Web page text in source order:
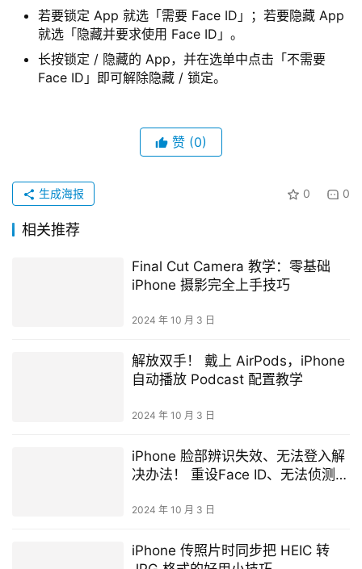
若要锁定 App 就选「需要 Face ID」；若要隐藏 App
就选「隐藏并要求使用 Face ID」。
长按锁定 / 隐藏的 App，并在选单中点击「不需要
Face ID」即可解除隐藏 / 锁定。
赞 (0)
0 0
生成海报
相关推荐
Final Cut Camera 教学：零基础
iPhone 摄影完全上手技巧
2024 年 10 月 3 日
解放双手！ 戴上 AirPods，iPhone
自动播放 Podcast 配置教学
2024 年 10 月 3 日
iPhone 脸部辨识失效、无法登入解
决办法！ 重设Face ID、无法侦测脸
2024 年 10 月 3 日
iPhone 传照片时同步把 HEIC 转